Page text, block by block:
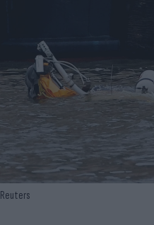
Reuters